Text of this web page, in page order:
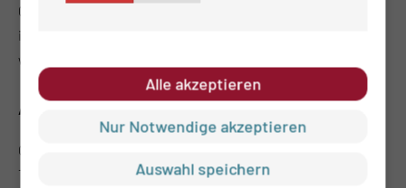
0355 46-0
info@ctk.de
www.poliklinik.ctk.de
ADRESSE
CTK-Poliklinik GmbH (MVZ)
Thiemstr. 111
Alle akzeptieren
Nur Notwendige akzeptieren
Auswahl speichern